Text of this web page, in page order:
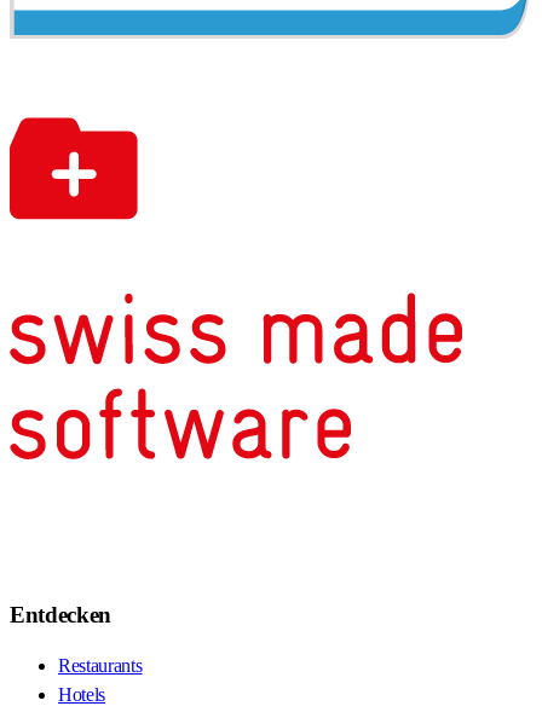
Entdecken
Restaurants
Hotels